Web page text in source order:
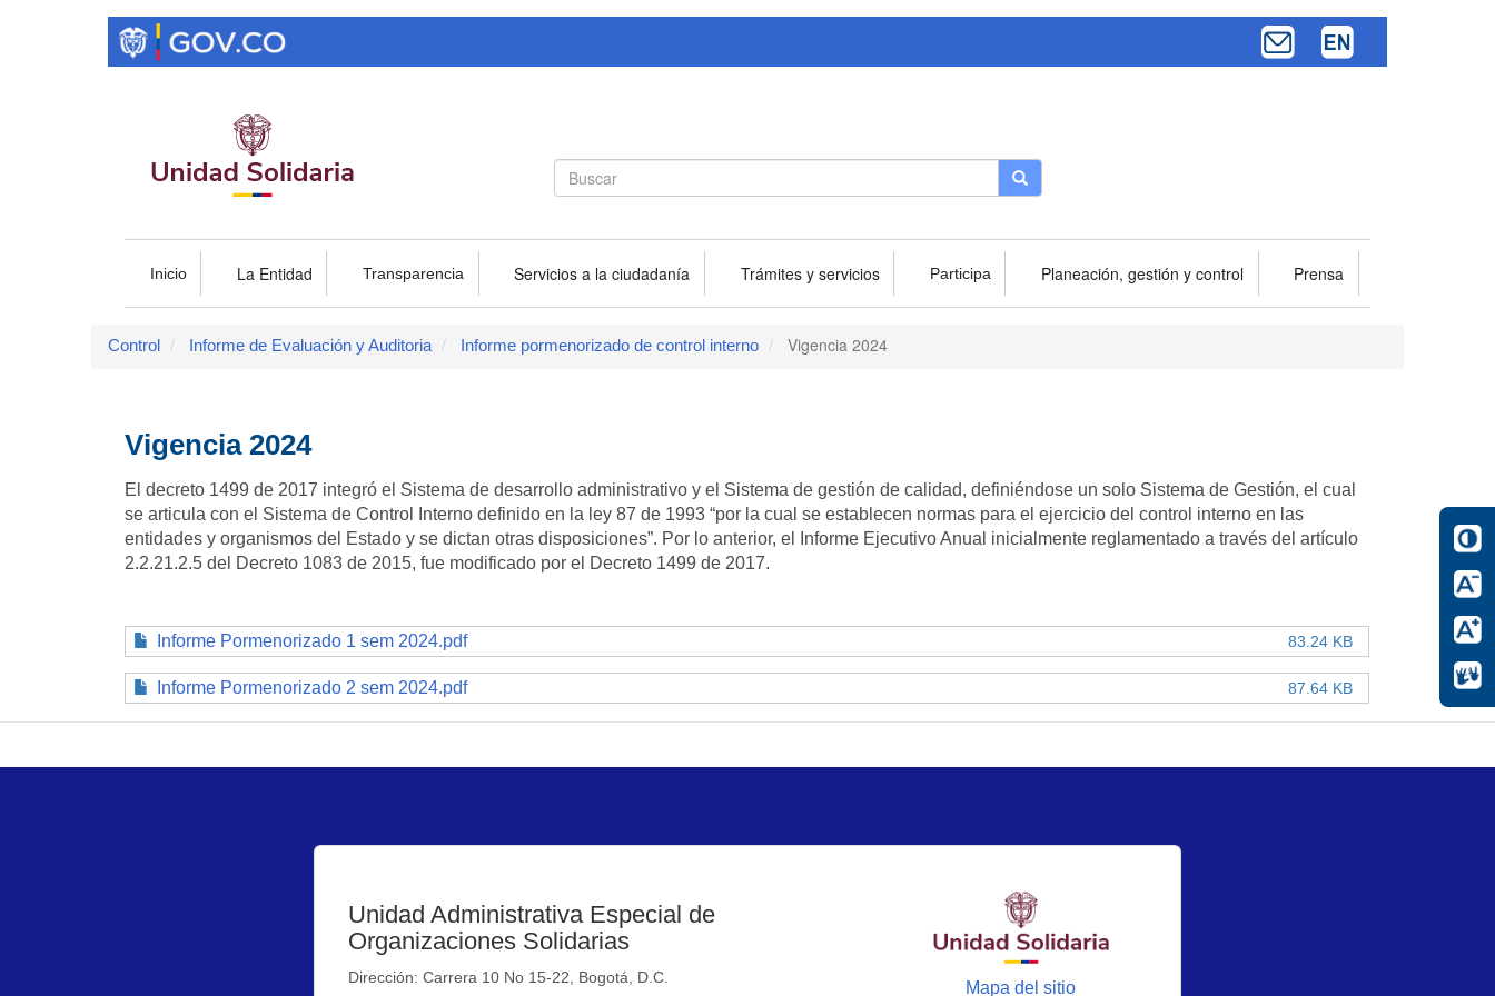
Search
form
Buscar Buscar
Inicio La Entidad Transparencia Servicios a la ciudadanía Trámites y servicios Participa Planeación, gestión y control Prensa
Control Informe de Evaluación y Auditoria Informe pormenorizado de control interno Vigencia 2024
Vigencia 2024
El decreto 1499 de 2017 integró el Sistema de desarrollo administrativo y el Sistema de gestión de calidad, definiéndose un solo Sistema de Gestión, el cual
se articula con el Sistema de Control Interno definido en la ley 87 de 1993 “por la cual se establecen normas para el ejercicio del control interno en las
entidades y organismos del Estado y se dictan otras disposiciones”. Por lo anterior, el Informe Ejecutivo Anual inicialmente reglamentado a través del artículo
2.2.21.2.5 del Decreto 1083 de 2015, fue modificado por el Decreto 1499 de 2017.
Informe Pormenorizado 1 sem 2024.pdf 83.24 KB
Informe Pormenorizado 2 sem 2024.pdf 87.64 KB
Unidad Administrativa Especial de
Organizaciones Solidarias
Dirección: Carrera 10 No 15-22, Bogotá, D.C.
Mapa del sitio